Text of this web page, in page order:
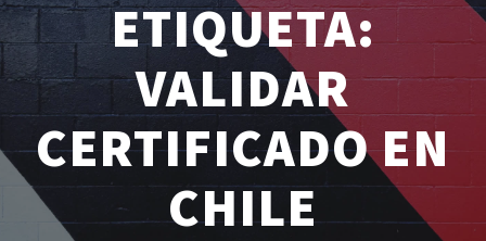
ETIQUETA:
VALIDAR
CERTIFICADO EN
CHILE